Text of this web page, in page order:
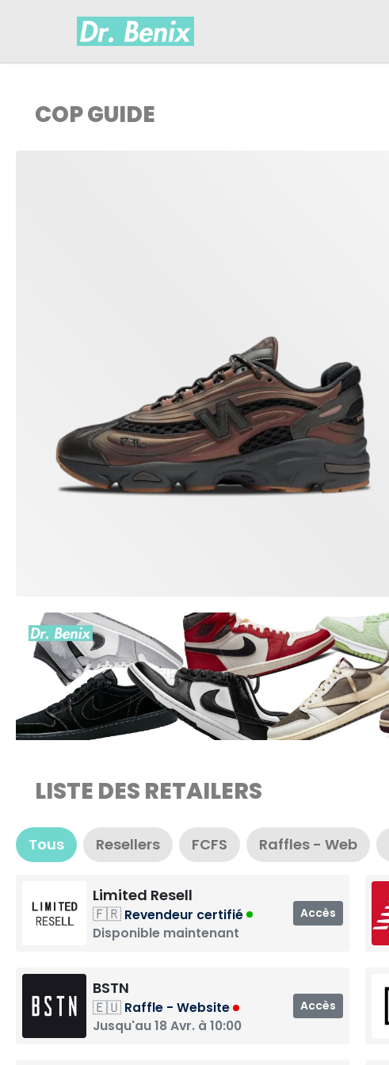
COP GUIDE
LISTE DES RETAILERS
Tous Resellers FCFS Raffles - Web
Limited Resell
🇫🇷 Revendeur certifié
Disponible maintenant
Accès
BSTN
🇪🇺 Raffle - Website
Jusqu'au 18 Avr. à 10:00
Accès